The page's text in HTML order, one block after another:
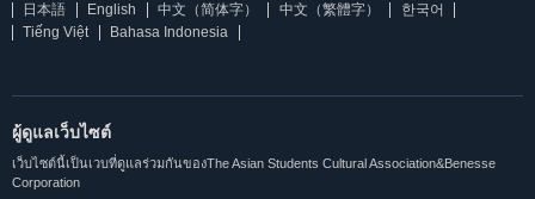
日本語 English 中文（简体字） 中文（繁體字）
한국어
Tiếng Việt
Bahasa Indonesia
ผู้ดูแลเว็บไซต์
เว็บไซต์นี้เป็นเวบที่ดูแลร่วมกันของThe Asian Students Cultural Association&Benesse
Corporation